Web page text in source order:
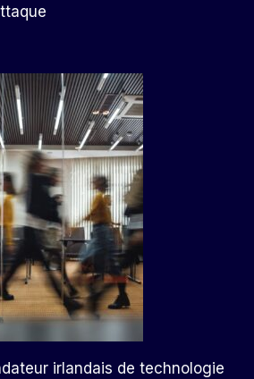
irlandais de technologie